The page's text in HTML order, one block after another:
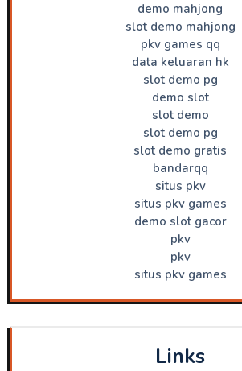
demo mahjong
slot demo mahjong
pkv games qq
data keluaran hk
slot demo pg
demo slot
slot demo
slot demo pg
slot demo gratis
bandarqq
situs pkv
situs pkv games
demo slot gacor
pkv
pkv
situs pkv games
Links